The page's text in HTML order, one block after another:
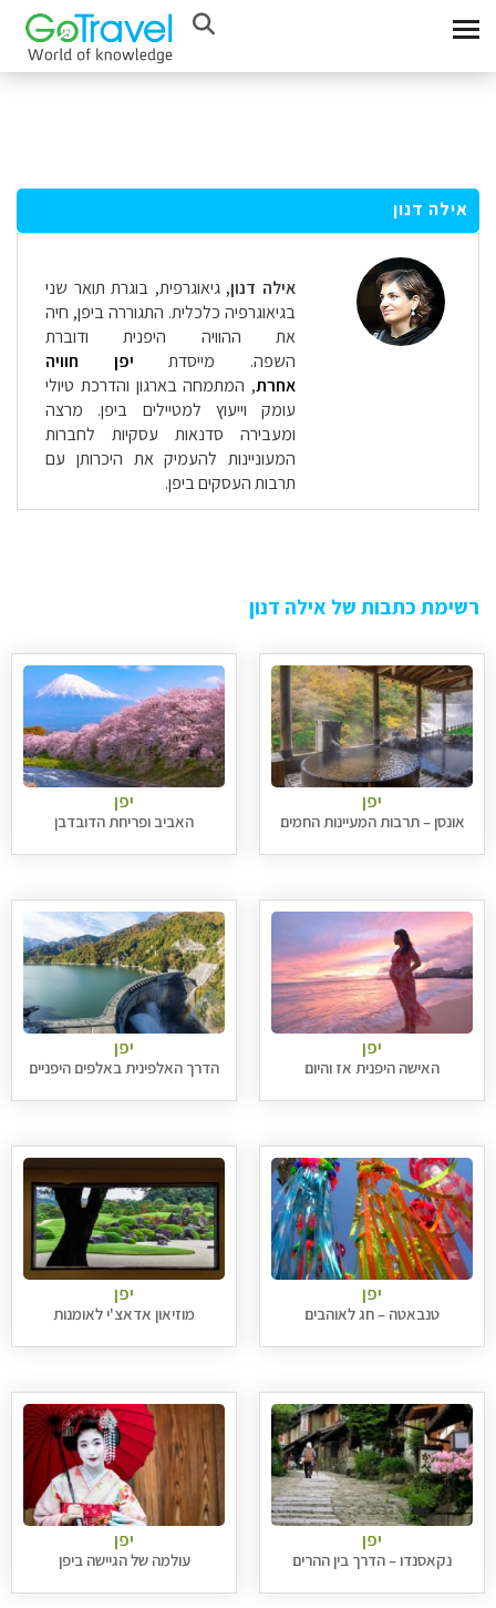
אילה דנון
אילה דנון, גיאוגרפית, בוגרת תואר שני
בגיאוגרפיה כלכלית. התגוררה ביפן, חיה
את ההוויה היפנית ודוברת
השפה. מייסדת יפן חוויה
אחרת, המתמחה בארגון והדרכת טיולי
עומק וייעוץ למטיילים ביפן. מרצה
ומעבירה סדנאות עסקיות לחברות
המעוניינות להעמיק את היכרותן עם
תרבות העסקים ביפן.
רשימת כתבות של אילה דנון
יפן
אונסן – תרבות המעיינות החמים
יפן
האביב ופריחת הדובדבן
יפן
האישה היפנית אז והיום
יפן
הדרך האלפינית באלפים היפניים
יפן
טנבאטה – חג לאוהבים
יפן
מוזיאון אדאצ'י לאומנות
יפן
נקאסנדו – הדרך בין ההרים
יפן
עולמה של הגיישה ביפן